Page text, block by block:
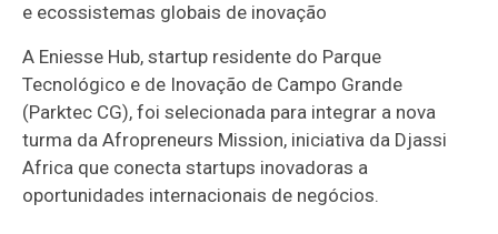
e ecossistemas globais de inovação
A Eniesse Hub, startup residente do Parque
Tecnológico e de Inovação de Campo Grande
(Parktec CG), foi selecionada para integrar a nova
turma da Afropreneurs Mission, iniciativa da Djassi
Africa que conecta startups inovadoras a
oportunidades internacionais de negócios.